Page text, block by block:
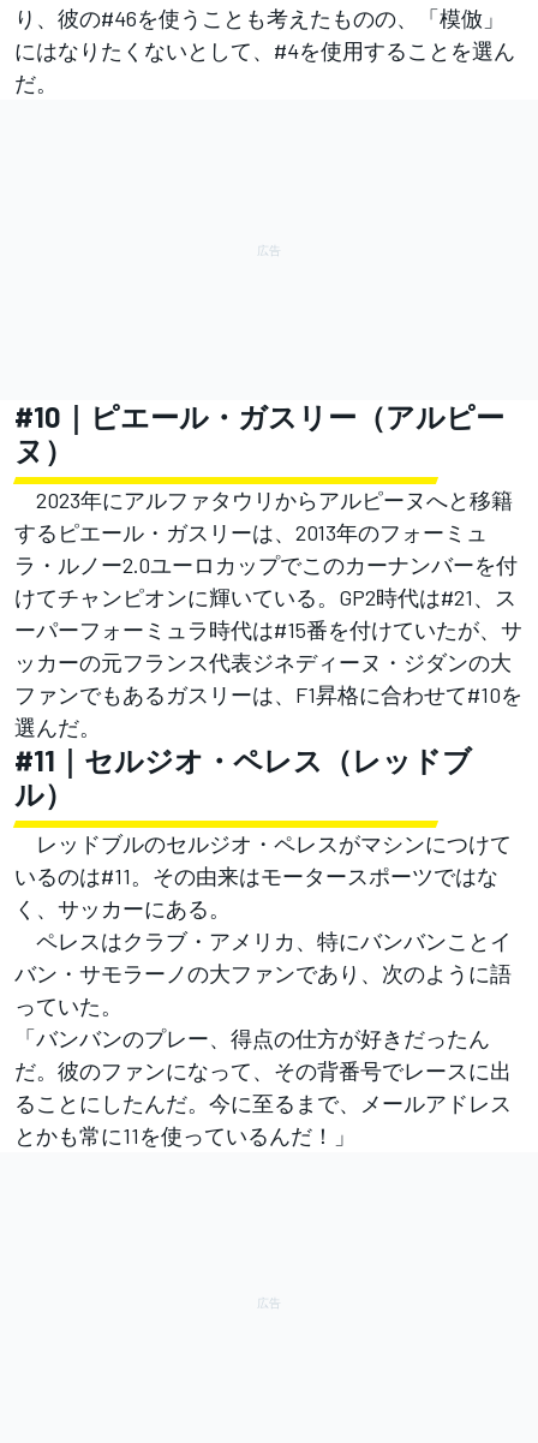
り、彼の#46を使うことも考えたものの、「模倣」
にはなりたくないとして、#4を使用することを選ん
だ。
#10｜ピエール・ガスリー（アルピー
ヌ）
2023年にアルファタウリからアルピーヌへと移籍
するピエール・ガスリーは、2013年のフォーミュ
ラ・ルノー2.0ユーロカップでこのカーナンバーを付
けてチャンピオンに輝いている。GP2時代は#21、ス
ーパーフォーミュラ時代は#15番を付けていたが、サ
ッカーの元フランス代表ジネディーヌ・ジダンの大
ファンでもあるガスリーは、F1昇格に合わせて#10を
選んだ。
#11｜セルジオ・ペレス（レッドブ
ル）
レッドブルのセルジオ・ペレスがマシンにつけて
いるのは#11。その由来はモータースポーツではな
く、サッカーにある。
ペレスはクラブ・アメリカ、特にバンバンことイ
バン・サモラーノの大ファンであり、次のように語
っていた。
「バンバンのプレー、得点の仕方が好きだったん
だ。彼のファンになって、その背番号でレースに出
ることにしたんだ。今に至るまで、メールアドレス
とかも常に11を使っているんだ！」